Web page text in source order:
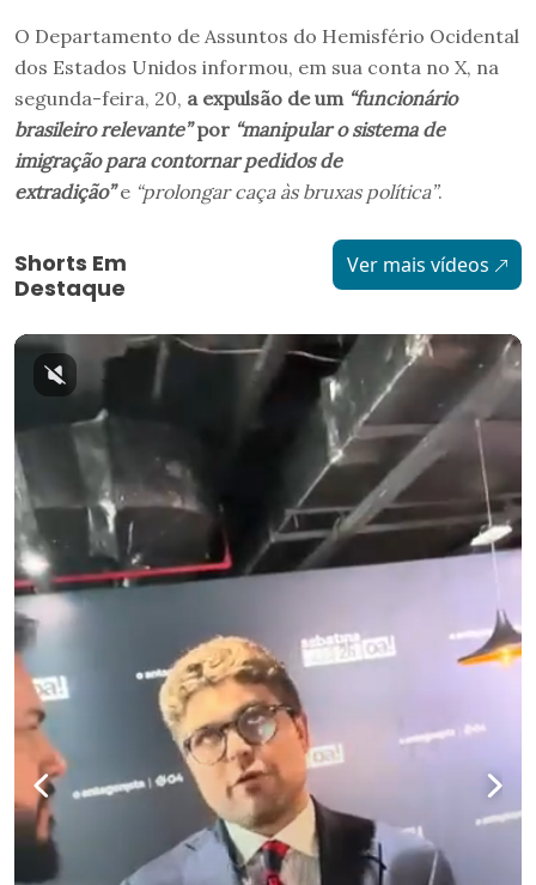
O Departamento de Assuntos do Hemisfério Ocidental
dos Estados Unidos informou, em sua conta no X, na
segunda-feira, 20, a expulsão de um “funcionário
brasileiro relevante”por “manipular o sistema de
imigração para contornar pedidos de
extradição”e “prolongar caça às bruxas política”.
Shorts Em
Destaque
Ver mais vídeos